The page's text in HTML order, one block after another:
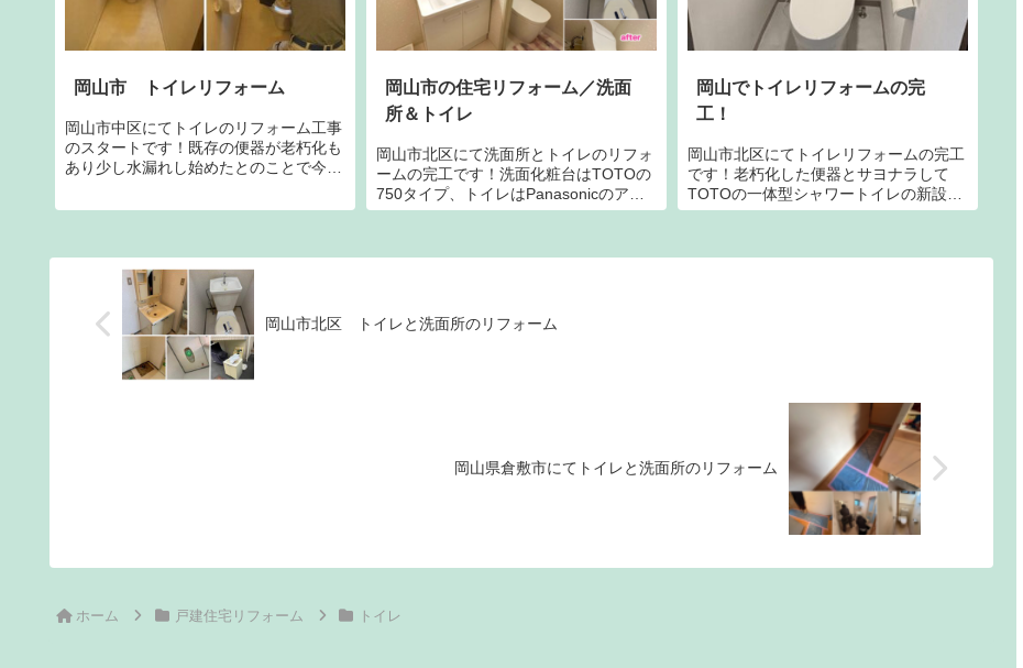
岡山市 トイレリフォーム
岡山市中区にてトイレのリフォーム工事
のスタートです！既存の便器が老朽化も
あり少し水漏れし始めたとのことで今回
していきます。外構に玄関ドアリフォー
きネストコーポレーションはシアワセで
岡山市の住宅リフォーム／洗面
所＆トイレ
岡山市北区にて洗面所とトイレのリフォ
ームの完工です！洗面化粧台はTOTOの
750タイプ、トイレはPanasonicのアラ
ウーノを設置させて頂きました。内装は
心さえ覚えます。
岡山でトイレリフォームの完
工！
岡山市北区にてトイレリフォームの完工
です！老朽化した便器とサヨナラして
TOTOの一体型シャワートイレの新設で
す。内装はサンゲツのクロス仕上げで床
岡山市北区 トイレと洗面所のリフォーム
岡山県倉敷市にてトイレと洗面所のリフォーム
ホーム 戸建住宅リフォーム トイレ